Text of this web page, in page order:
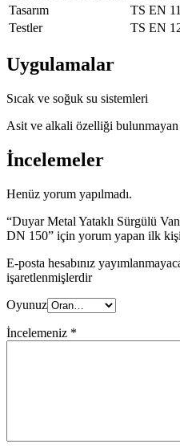
Tasarım
TS EN
Testler
TS EN
Uygulamalar
Sıcak ve soğuk su sistemleri
Asit ve alkali özelliği bulunmayan
İncelemeler
Henüz yorum yapılmadı.
“Duyar Metal Yataklı Sürgülü
DN 150” için yorum yapan ilk
E-posta hesabınız
işaretlenmişlerdir
Oyunuz
İncelemeniz *